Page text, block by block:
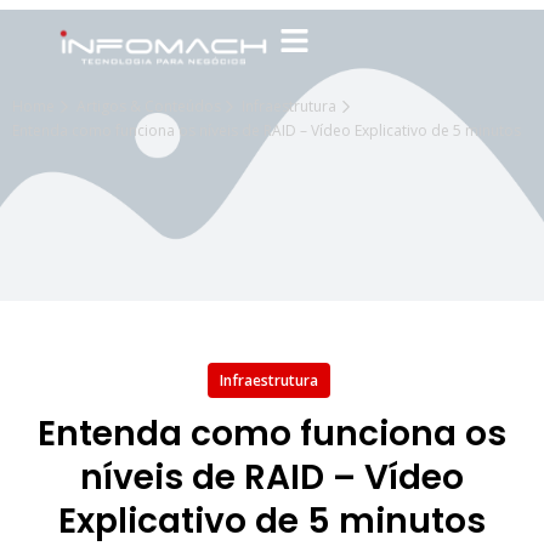
Infraestrutura
Entenda como funciona os níveis de RAID – Vídeo Explicativo de 5 minutos
Infraestrutura
Entenda como funciona os
níveis de RAID – Vídeo
Explicativo de 5 minutos